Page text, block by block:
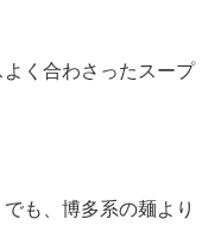
く合わさったスープ
も、博多系の麺より